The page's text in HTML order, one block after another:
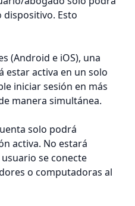
dispositivo. Esto
(Android e iOS), una
estar activa en un solo
iniciar sesión en más
manera simultánea.
solo podrá
activa. No estará
se conecte
o computadoras al